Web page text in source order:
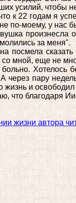
усилий, чтобы
к 22 годам я
по-моему, у нас
за меня".
сказать
со мной, еще не
Хотелось
через пару
и освободил
что благодаря
жизни автора